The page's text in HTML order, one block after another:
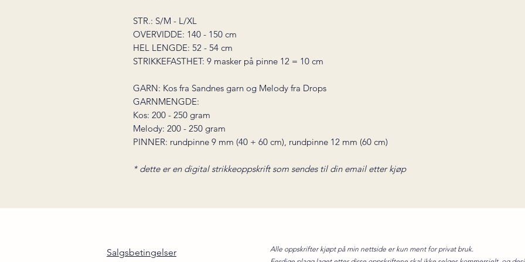
STR.: S/M - L/XL
OVERVIDDE: 140 - 150 cm
HEL LENGDE: 52 - 54 cm
STRIKKEFASTHET: 9 masker på pinne 12 = 10 cm
GARN: Kos fra Sandnes garn og Melody fra Drops
GARNMENGDE:
Kos: 200 - 250 gram
Melody: 200 - 250 gram
PINNER: rundpinne 9 mm (40 + 60 cm), rundpinne 12 mm (60 cm)
* dette er en digital strikkeoppskrift som sendes til din email etter kjøp
Salgsbetingelser
Alle oppskrifter kjøpt på min nettside er kun ment for privat bruk.